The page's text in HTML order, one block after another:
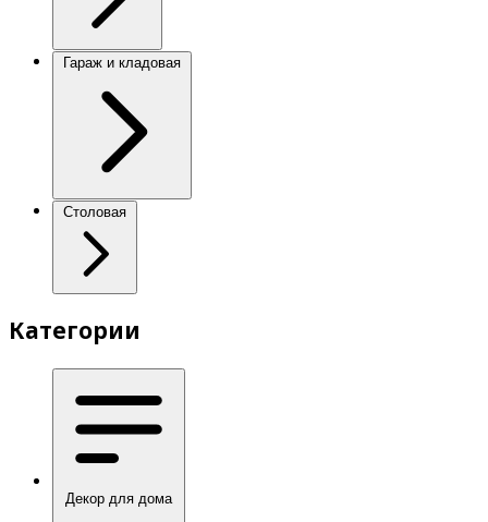
Гараж и кладовая
Столовая
Категории
Декор для дома